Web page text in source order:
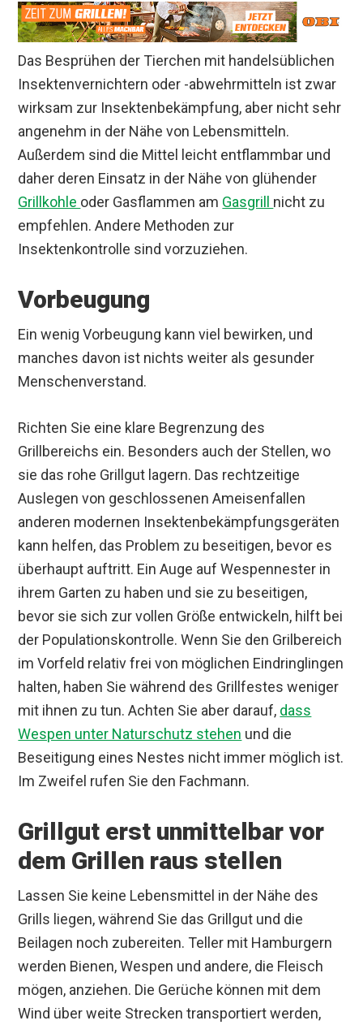
Das Besprühen der Tierchen mit handelsüblichen
Insektenvernichtern oder -abwehrmitteln ist zwar
wirksam zur Insektenbekämpfung, aber nicht sehr
angenehm in der Nähe von Lebensmitteln.
Außerdem sind die Mittel leicht entflammbar und
daher deren Einsatz in der Nähe von glühender
Grillkohle oder Gasflammen am Gasgrill nicht zu
empfehlen. Andere Methoden zur
Insektenkontrolle sind vorzuziehen.
Vorbeugung
Ein wenig Vorbeugung kann viel bewirken, und
manches davon ist nichts weiter als gesunder
Menschenverstand.
Richten Sie eine klare Begrenzung des
Grillbereichs ein. Besonders auch der Stellen, wo
sie das rohe Grillgut lagern. Das rechtzeitige
Auslegen von geschlossenen Ameisenfallen
anderen modernen Insektenbekämpfungsgeräten
kann helfen, das Problem zu beseitigen, bevor es
überhaupt auftritt. Ein Auge auf Wespennester in
ihrem Garten zu haben und sie zu beseitigen,
bevor sie sich zur vollen Größe entwickeln, hilft bei
der Populationskontrolle. Wenn Sie den Grilbereich
im Vorfeld relativ frei von möglichen Eindringlingen
halten, haben Sie während des Grillfestes weniger
mit ihnen zu tun. Achten Sie aber darauf, dass
Wespen unter Naturschutz stehen und die
Beseitigung eines Nestes nicht immer möglich ist.
Im Zweifel rufen Sie den Fachmann.
Grillgut erst unmittelbar vor
dem Grillen raus stellen
Lassen Sie keine Lebensmittel in der Nähe des
Grills liegen, während Sie das Grillgut und die
Beilagen noch zubereiten. Teller mit Hamburgern
werden Bienen, Wespen und andere, die Fleisch
mögen, anziehen. Die Gerüche können mit dem
Wind über weite Strecken transportiert werden,